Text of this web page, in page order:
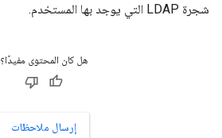
شجرة LDAP التي يوجد بها المستخدم.
هل كان المحتوى مفيدًا؟
إرسال ملاحظات